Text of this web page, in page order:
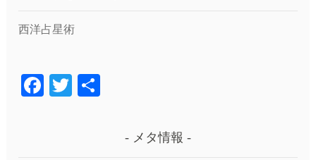
西洋占星術
F
T
メタ情報